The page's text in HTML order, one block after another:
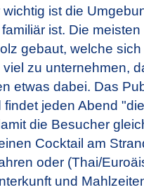
ist die
ist. Die
gebaut, welche
zu unternehmen,
etwas dabei. Das
jeden Abend
die Besucher
Cocktail am
oder (Thai/
und